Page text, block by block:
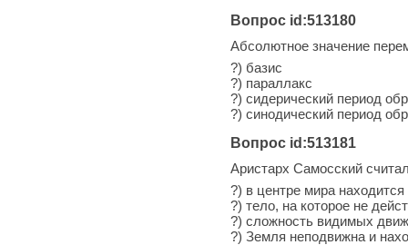
Вопрос id:513180
Абсолютное значение
?) базис
?) параллакс
?) сидерический период
?) синодический период
Вопрос id:513181
Аристарх Самосский
?) в центре мира
?) тело, на которое не
?) сложность видимых
?) Земля неподвижна и